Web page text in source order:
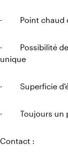
· Point chaud
· Possibilité de
unique
· Superficie
· Toujours un
Contact :